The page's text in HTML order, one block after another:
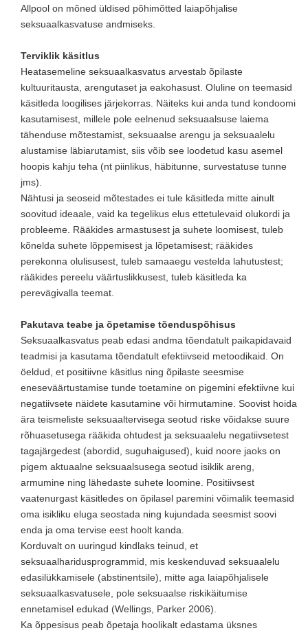
Allpool on mõned üldised põhimõtted laiapõhjalise
seksuaalkasvatuse andmiseks.
Terviklik käsitlus
Heatasemeline seksuaalkasvatus arvestab õpilaste
kultuuritausta, arengutaset ja eakohasust. Oluline on teemasid
käsitleda loogilises järjekorras. Näiteks kui anda tund kondoomi
kasutamisest, millele pole eelnenud seksuaalsuse laiema
tähenduse mõtestamist, seksuaalse arengu ja seksuaalelu
alustamise läbiarutamist, siis võib see loodetud kasu asemel
hoopis kahju teha (nt piinlikus, häbitunne, survestatuse tunne
jms).
Nähtusi ja seoseid mõtestades ei tule käsitleda mitte ainult
soovitud ideaale, vaid ka tegelikus elus ettetulevaid olukordi ja
probleeme. Rääkides armastusest ja suhete loomisest, tuleb
kõnelda suhete lõppemisest ja lõpetamisest; rääkides
perekonna olulisusest, tuleb samaaegu vestelda lahutustest;
rääkides pereelu väärtuslikkusest, tuleb käsitleda ka
perevägivalla teemat.
Pakutava teabe ja õpetamise tõenduspõhisus
Seksuaalkasvatus peab edasi andma tõendatult paikapidavaid
teadmisi ja kasutama tõendatult efektiivseid metoodikaid. On
öeldud, et positiivne käsitlus ning õpilaste seesmise
eneseväärtustamise tunde toetamine on pigemini efektiivne kui
negatiivsete näidete kasutamine või hirmutamine. Soovist hoida
ära teismeliste seksuaaltervisega seotud riske võidakse suure
rõhuasetusega rääkida ohtudest ja seksuaalelu negatiivsetest
tagajärgedest (abordid, suguhaigused), kuid noore jaoks on
pigem aktuaalne seksuaalsusega seotud isiklik areng,
armumine ning lähedaste suhete loomine. Positiivsest
vaatenurgast käsitledes on õpilasel paremini võimalik teemasid
oma isikliku eluga seostada ning kujundada seesmist soovi
enda ja oma tervise eest hoolt kanda.
Korduvalt on uuringud kindlaks teinud, et
seksuaalharidusprogrammid, mis keskenduvad seksuaalelu
edasilükkamisele (abstinentsile), mitte aga laiapõhjalisele
seksuaalkasvatusele, pole seksuaalse riskikäitumise
ennetamisel edukad (Wellings, Parker 2006).
Ka õppesisus peab õpetaja hoolikalt edastama üksnes